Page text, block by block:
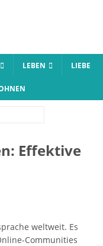
LEBEN LIEBE
Effektive
weltweit. Es
Communities